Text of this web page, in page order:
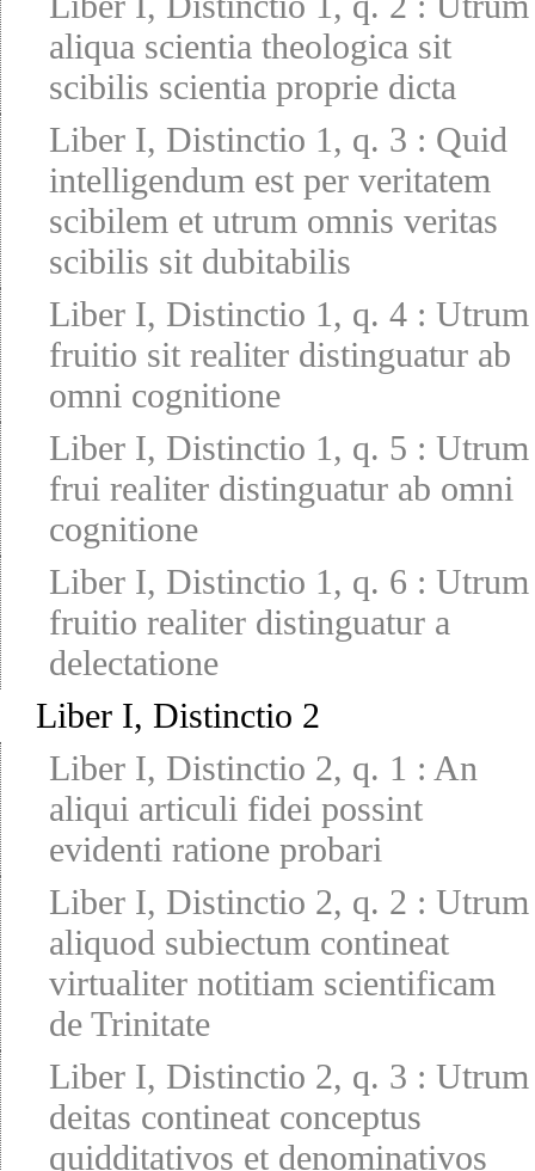
aliqua scientia theologica sit
scibilis scientia proprie dicta
Liber I, Distinctio 1, q. 3 : Quid
intelligendum est per veritatem
scibilem et utrum omnis veritas
scibilis sit dubitabilis
Liber I, Distinctio 1, q. 4 : Utrum
fruitio sit realiter distinguatur ab
omni cognitione
Liber I, Distinctio 1, q. 5 : Utrum
frui realiter distinguatur ab omni
cognitione
Liber I, Distinctio 1, q. 6 : Utrum
fruitio realiter distinguatur a
delectatione
Liber I, Distinctio 2
Liber I, Distinctio 2, q. 1 : An
aliqui articuli fidei possint
evidenti ratione probari
Liber I, Distinctio 2, q. 2 : Utrum
aliquod subiectum contineat
virtualiter notitiam scientificam
de Trinitate
Liber I, Distinctio 2, q. 3 : Utrum
deitas contineat conceptus
quidditativos et denominativos